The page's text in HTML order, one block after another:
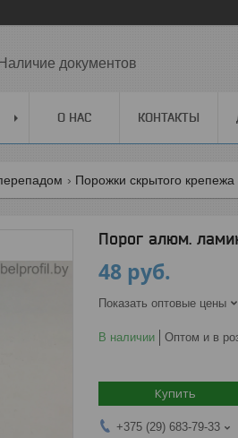
Наличие документов
О НАС КОНТАКТЫ
Порожки скрытого
Порог алюм.
48 руб.
Показать оптовые цены
В наличии Оптом и в
Купить
+375 (29) 683-79-33